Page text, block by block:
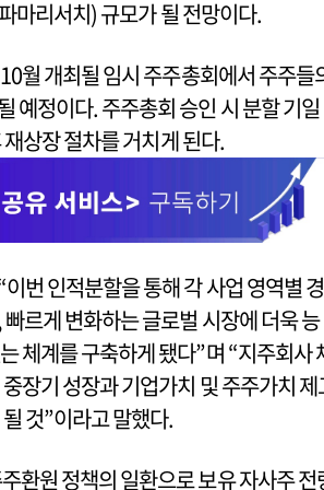
마리서치) 규모가 될 전망이다.
월 개최될 임시 주주총회에서 주주들
예정이다. 주주총회 승인 시 분할 기일
상장 절차를 거치게 된다.
번 인적분할을 통해 각 사업 영역별 경
르게 변화하는 글로벌 시장에 더욱 능
체계를 구축하게 됐다”며 “지주회사
장기 성장과 기업가치 및 주주가치 제
것”이라고 말했다.
환원 정책의 일환으로 보유 자사주 전